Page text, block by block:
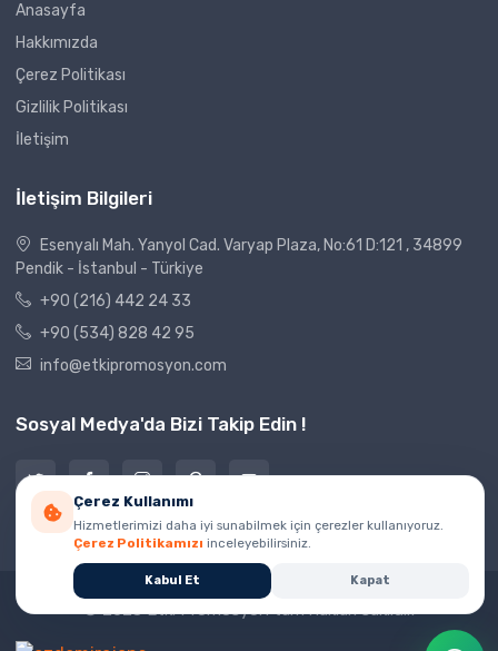
Çerez Kullanımı
Hizmetlerimizi daha iyi sunabilmek için çerezler kullanıyoruz.
Çerez Politikamızı inceleyebilirsiniz.
Kabul Et Kapat
Anasayfa
Hakkımızda
Çerez Politikası
Gizlilik Politikası
İletişim
İletişim Bilgileri
Esenyalı Mah. Yanyol Cad. Varyap Plaza, No:61 D:121 , 34899
Pendik - İstanbul - Türkiye
+90 (216) 442 24 33
+90 (534) 828 42 95
info@etkipromosyon.com
Sosyal Medya'da Bizi Takip Edin !
© 2023 Etki Promosyon tüm hakları saklıdır.